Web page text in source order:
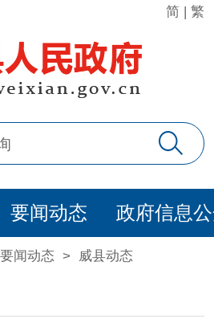
简 |繁
要闻动态 政府信息
要闻动态> 威县动态